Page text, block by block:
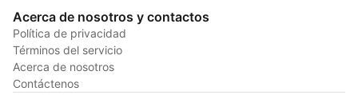
Acerca de nosotros y contactos
Política de privacidad
Términos del servicio
Acerca de nosotros
Contáctenos